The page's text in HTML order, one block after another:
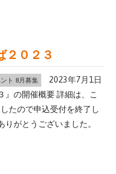
２０２３
ト 8月募集
2023年7月1日
』の開催概要 詳細は、こ
たので申込受付を終了し
がとうございました。